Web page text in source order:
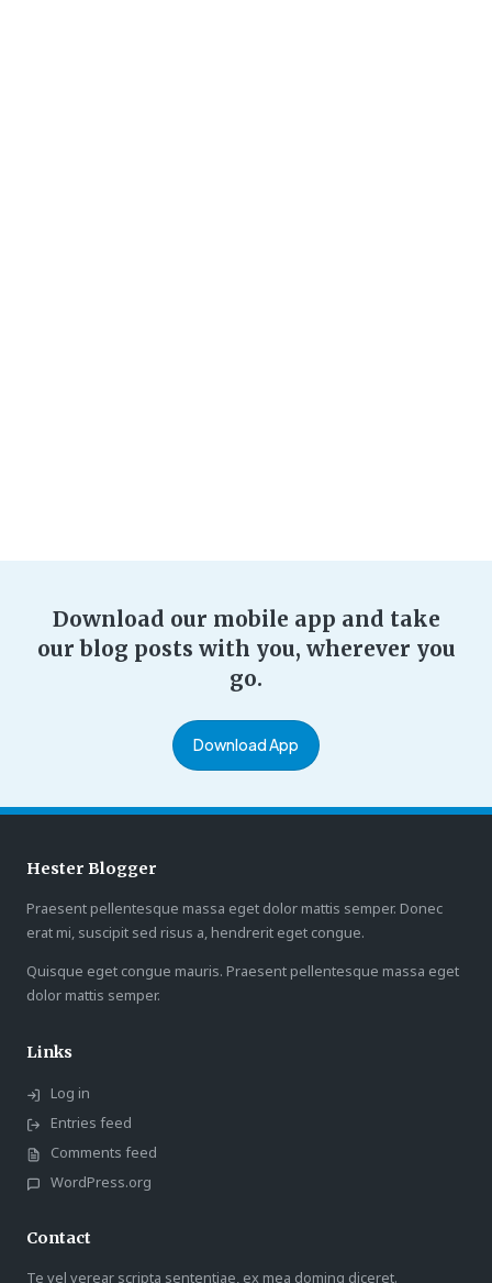
Download our mobile app and take
our blog posts with you, wherever you
go.
Download App
Hester Blogger
Praesent pellentesque massa eget dolor mattis semper. Donec
erat mi, suscipit sed risus a, hendrerit eget congue.
Quisque eget congue mauris. Praesent pellentesque massa eget
dolor mattis semper.
Links
Log in
Entries feed
Comments feed
WordPress.org
Contact
Te vel verear scripta sententiae, ex mea doming diceret.